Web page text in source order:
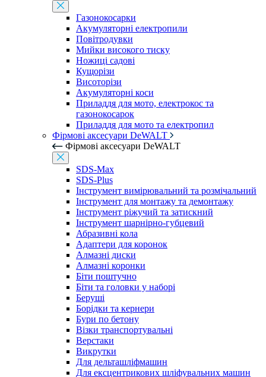
Газонокосарки
Акумуляторні електропили
Повітродувки
Мийки високого тиску
Ножиці садові
Кущорізи
Висоторізи
Акумуляторні коси
Приладдя для мото, електрокос та
газонокосарок
Приладдя для мото та електропил
Фірмові аксесуари DeWALT
Фірмові аксесуари DeWALT
SDS-Max
SDS-Plus
Інструмент вимірювальний та розмічальний
Інструмент для монтажу та демонтажу
Інструмент ріжучий та затискний
Інструмент шарнірно-губцевий
Абразивні кола
Адаптери для коронок
Алмазні диски
Алмазні коронки
Біти поштучно
Біти та головки у наборі
Беруші
Борідки та кернери
Бури по бетону
Візки транспортувальні
Верстаки
Викрутки
Для дельташліфмашин
Для ексцентрикових шліфувальних машин